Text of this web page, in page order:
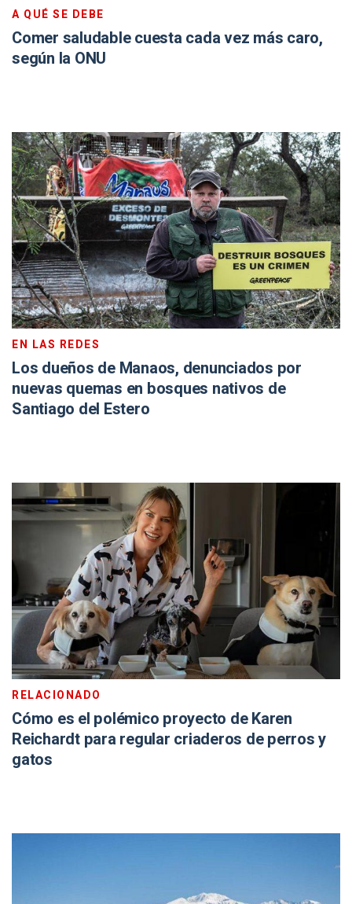
A QUÉ SE DEBE
Comer saludable cuesta cada vez más caro,
según la ONU
EN LAS REDES
Los dueños de Manaos, denunciados por
nuevas quemas en bosques nativos de
Santiago del Estero
RELACIONADO
Cómo es el polémico proyecto de Karen
Reichardt para regular criaderos de perros y
gatos